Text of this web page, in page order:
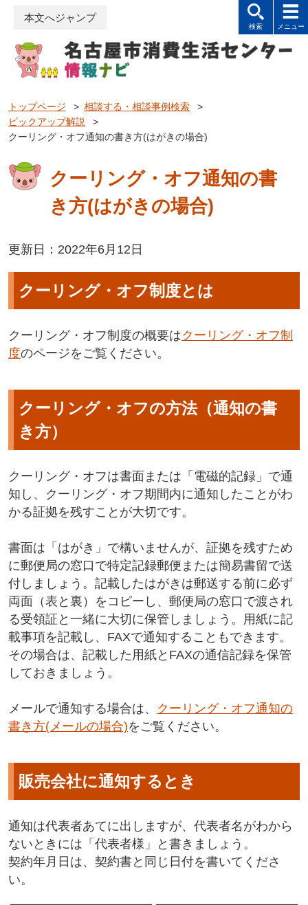
本文へジャンプ
トップページ > 相談する・相談事例検索
>
ピックアップ解説
>
クーリング・オフ通知の書き方(はがきの場合)
クーリング・オフ通知の書
き方(はがきの場合)
更新日：2022年6月12日
クーリング・オフ制度とは
クーリング・オフ制度の概要はクーリング・オフ制
度のページをご覧ください。
クーリング・オフの方法（通知の書
き方）
クーリング・オフは書面または「電磁的記録」で通
知し、クーリング・オフ期間内に通知したことがわ
かる証拠を残すことが大切です。
書面は「はがき」で構いませんが、証拠を残すため
に郵便局の窓口で特定記録郵便または簡易書留で送
付しましょう。記載したはがきは郵送する前に必ず
両面（表と裏）をコピーし、郵便局の窓口で渡され
る受領証と一緒に大切に保管しましょう。用紙に記
載事項を記載し、FAXで通知することもできます。
その場合は、記載した用紙とFAXの通信記録を保管
しておきましょう。
メールで通知する場合は、
クーリング・オフ通知の
書き方(メールの場合)をご覧ください。
販売会社に通知するとき
通知は代表者あてに出しますが、代表者名がわから
ないときには「代表者様」と書きましょう。
契約年月日は、契約書と同じ日付を書いてくださ
い。